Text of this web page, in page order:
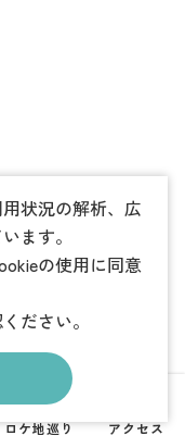
状況の解析、広
ます。
の使用に同意
ださい。